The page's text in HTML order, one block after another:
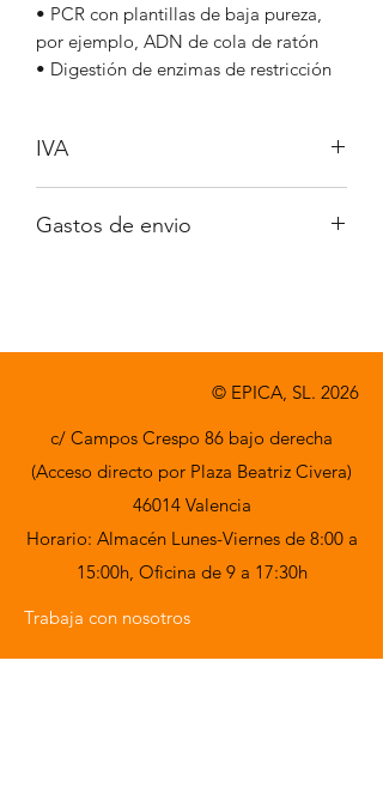
• PCR con plantillas de baja pureza,
por ejemplo, ADN de cola de ratón
• Digestión de enzimas de restricción
IVA
Gastos de envio
© EPICA, SL. 2026
c/ Campos Crespo 86 bajo derecha
(Acceso directo por Plaza Beatriz Civera)
46014 Valencia
Horario: Almacén Lunes-Viernes de 8:00 a
15:00h, Oficina de 9 a 17:30h
Trabaja con nosotros